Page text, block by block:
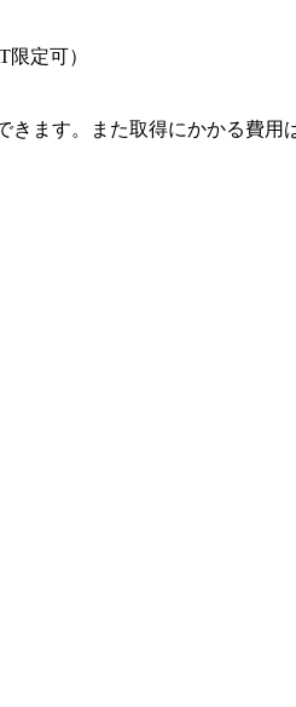
定可）
ます。また取得にかかる費用